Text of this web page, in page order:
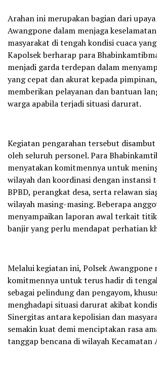
Arahan ini merupakan bagian dari
Awangpone dalam menjaga
masyarakat di tengah kondisi cuaca
Kapolsek berharap para
menjadi garda terdepan dalam
yang cepat dan akurat kepada
memberikan pelayanan dan bantuan
warga apabila terjadi situasi darurat.
Kegiatan pengarahan tersebut
oleh seluruh personel. Para
menyatakan komitmennya untuk
wilayah dan koordinasi dengan instansi
BPBD, perangkat desa, serta relawan
wilayah masing-masing. Beberapa
menyampaikan laporan awal terkait
banjir yang perlu mendapat perhatian
Melalui kegiatan ini, Polsek Awangpone
komitmennya untuk terus hadir di
sebagai pelindung dan pengayom,
menghadapi situasi darurat akibat
Sinergitas antara kepolisian dan
semakin kuat demi menciptakan rasa
tanggap bencana di wilayah Kecamatan